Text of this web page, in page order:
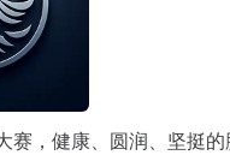
赛，健康、圆润、坚挺